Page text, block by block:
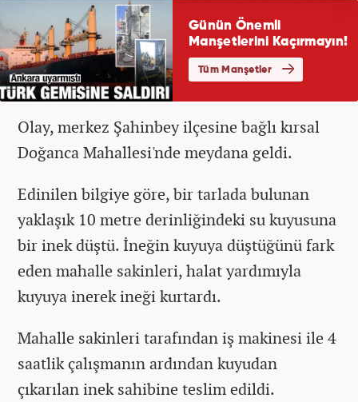
Olay, merkez Şahinbey ilçesine bağlı kırsal
Doğanca Mahallesi'nde meydana geldi.
Edinilen bilgiye göre, bir tarlada bulunan
yaklaşık 10 metre derinliğindeki su kuyusuna
bir inek düştü. İneğin kuyuya düştüğünü fark
eden mahalle sakinleri, halat yardımıyla
kuyuya inerek ineği kurtardı.
Mahalle sakinleri tarafından iş makinesi ile 4
saatlik çalışmanın ardından kuyudan
çıkarılan inek sahibine teslim edildi.